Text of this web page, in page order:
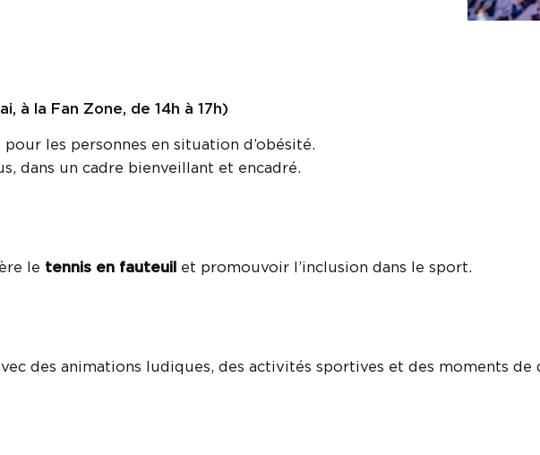
à la Fan Zone, de 14h à 17h)
les personnes en situation d’obésité.
dans un cadre bienveillant et encadré.
le tennis en fauteuil et promouvoir l’inclusion dans le sport.
des animations ludiques, des activités sportives et des moments